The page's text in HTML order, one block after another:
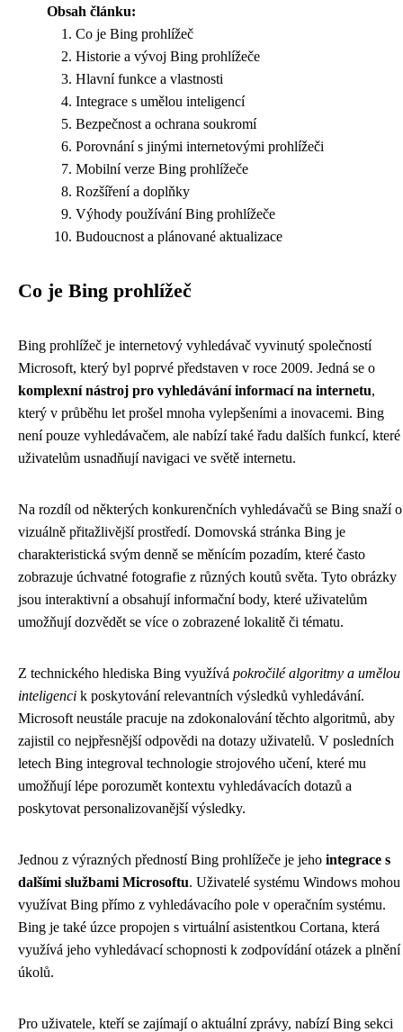
Obsah článku:
Co je Bing prohlížeč
Historie a vývoj Bing prohlížeče
Hlavní funkce a vlastnosti
Integrace s umělou inteligencí
Bezpečnost a ochrana soukromí
Porovnání s jinými internetovými prohlížeči
Mobilní verze Bing prohlížeče
Rozšíření a doplňky
Výhody používání Bing prohlížeče
Budoucnost a plánované aktualizace
Co je Bing prohlížeč
Bing prohlížeč je internetový vyhledávač vyvinutý společností
Microsoft, který byl poprvé představen v roce 2009. Jedná se o
komplexní nástroj pro vyhledávání informací na internetu,
který v průběhu let prošel mnoha vylepšeními a inovacemi. Bing
není pouze vyhledávačem, ale nabízí také řadu dalších funkcí, které
uživatelům usnadňují navigaci ve světě internetu.
Na rozdíl od některých konkurenčních vyhledávačů se Bing snaží o
vizuálně přitažlivější prostředí. Domovská stránka Bing je
charakteristická svým denně se měnícím pozadím, které často
zobrazuje úchvatné fotografie z různých koutů světa. Tyto obrázky
jsou interaktivní a obsahují informační body, které uživatelům
umožňují dozvědět se více o zobrazené lokalitě či tématu.
Z technického hlediska Bing využívá pokročilé algoritmy a umělou
inteligenci k poskytování relevantních výsledků vyhledávání.
Microsoft neustále pracuje na zdokonalování těchto algoritmů, aby
zajistil co nejpřesnější odpovědi na dotazy uživatelů. V posledních
letech Bing integroval technologie strojového učení, které mu
umožňují lépe porozumět kontextu vyhledávacích dotazů a
poskytovat personalizovanější výsledky.
Jednou z výrazných předností Bing prohlížeče je jeho integrace s
dalšími službami Microsoftu. Uživatelé systému Windows mohou
využívat Bing přímo z vyhledávacího pole v operačním systému.
Bing je také úzce propojen s virtuální asistentkou Cortana, která
využívá jeho vyhledávací schopnosti k zodpovídání otázek a plnění
úkolů.
Pro uživatele, kteří se zajímají o aktuální zprávy, nabízí Bing sekci